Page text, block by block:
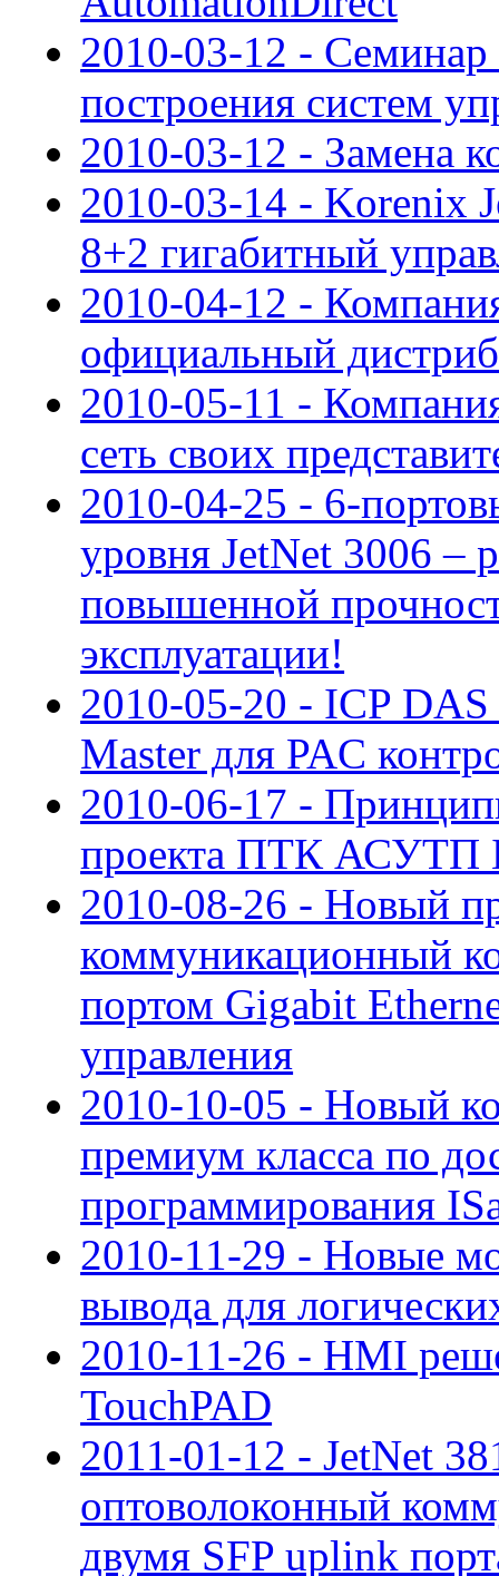
2010-03-12 - Семинар
построения систем
2010-03-12 - Замена
2010-03-14 - Korenix
8+2 гигабитный
2010-04-12 -
официальный
2010-05-11 -
сеть своих
2010-04-25 - 6-
уровня JetNet 3006 –
повышенной
эксплуатации!
2010-05-20 - ICP
Master для PAC
2010-06-17 -
проекта ПТК АСУТП
2010-08-26 - Новый
коммуникационный
портом Gigabit
управления
2010-10-05 - Новый
премиум класса по
программирования
2010-11-29 - Новые
вывода для
2010-11-26 - HMI
TouchPAD
2011-01-12 - JetNet
оптоволоконный
двумя SFP uplink